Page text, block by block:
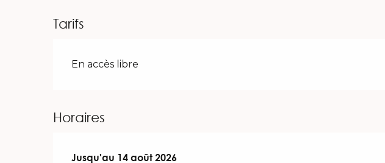
Tarifs
En accès libre
Horaires
Du15 juin 2026au14 août 2026
Jusqu'au 14 août 2026